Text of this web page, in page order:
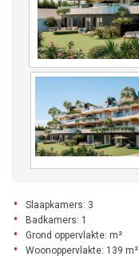
Slaapkamers: 3
Badkamers: 1
Grond oppervlakte: m²
Woonoppervlakte: 139 m²